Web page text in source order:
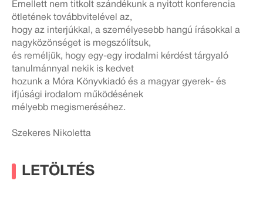
Emellett nem titkolt szándékunk a nyitott konferencia
ötletének továbbvitelével az,
hogy az interjúkkal, a személyesebb hangú írásokkal a
nagyközönséget is megszólítsuk,
és reméljük, hogy egy-egy irodalmi kérdést tárgyaló
tanulmánnyal nekik is kedvet
hozunk a Móra Könyvkiadó és a magyar gyerek- és
ifjúsági irodalom működésének
mélyebb megismeréséhez.
Szekeres Nikoletta
LETÖLTÉS